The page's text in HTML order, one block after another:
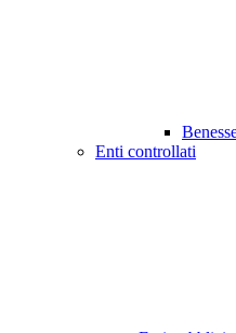
Enti controllati